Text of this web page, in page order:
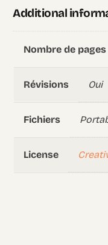
Additional
Nombre de pages
Révisions Oui
Fichiers
License